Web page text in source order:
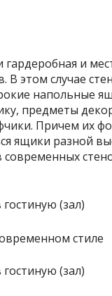
гардеробная и
этом случае
напольные
предметы
Причем их
ящики разной
стиле